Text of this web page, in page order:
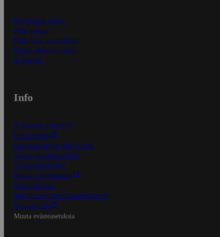
Ensitilaajan ohjeet
Näin maksat
Näin tilaat ja muokkaat
Kaikki ohjeet ja vinkit
In English
Info
S-Business yrityksille
Oiva-raportit
Osuuskauppojen yhteystiedot
Tilaus- ja toimitusehdot
Tietosuojakäytäntö
Palvelun käyttöehdot
Saavutettavuus
Mobiilisovelluksen saavutettavuus
Mainostajalle
Muuta evästeasetuksia